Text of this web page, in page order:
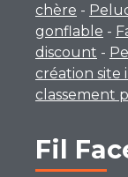
chère -
gonflable -
discount -
création site
classement
Fil